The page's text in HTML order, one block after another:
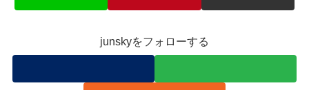
junskyをフォローする